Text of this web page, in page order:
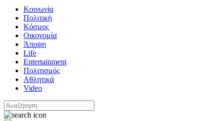
Κοινωνία
Πολιτική
Κόσμος
Οικονομία
Άποψη
Life
Entertainment
Πολιτισμός
Αθλητικά
Video